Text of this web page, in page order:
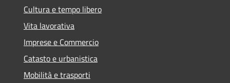
Cultura e tempo libero
Vita lavorativa
Imprese e Commercio
Catasto e urbanistica
Mobilità e trasporti